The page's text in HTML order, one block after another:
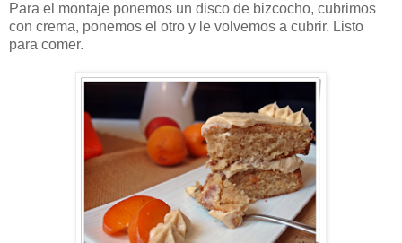
Para el montaje ponemos un disco de bizcocho, cubrimos
con crema, ponemos el otro y le volvemos a cubrir. Listo
para comer.